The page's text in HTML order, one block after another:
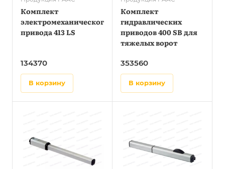
Комплект
электромеханического
привода 413 LS
134370
в корзину
Комплект
гидравлических
приводов 400 SB для
тяжелых ворот
353560
в корзину